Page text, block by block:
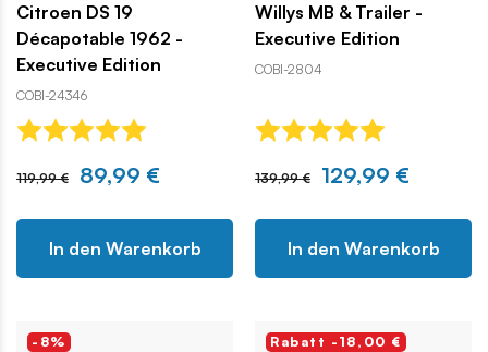
Citroen DS 19
Décapotable 1962 -
Executive Edition
COBI-24346
119,99 € 89,99 €
In den Warenkorb
Willys MB & Trailer -
Executive Edition
COBI-2804
139,99 € 129,99 €
In den Warenkorb
-8% Rabatt -18,00 €